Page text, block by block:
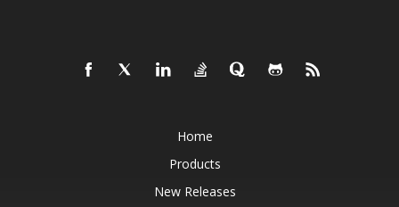
Home
Products
New Releases